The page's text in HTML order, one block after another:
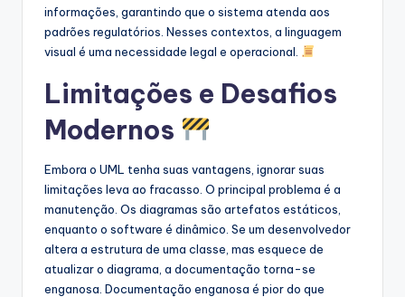
informações, garantindo que o sistema atenda aos
padrões regulatórios. Nesses contextos, a linguagem
visual é uma necessidade legal e operacional.
Limitações e Desafios
Modernos
Embora o UML tenha suas vantagens, ignorar suas
limitações leva ao fracasso. O principal problema é a
manutenção. Os diagramas são artefatos estáticos,
enquanto o software é dinâmico. Se um desenvolvedor
altera a estrutura de uma classe, mas esquece de
atualizar o diagrama, a documentação torna-se
enganosa. Documentação enganosa é pior do que